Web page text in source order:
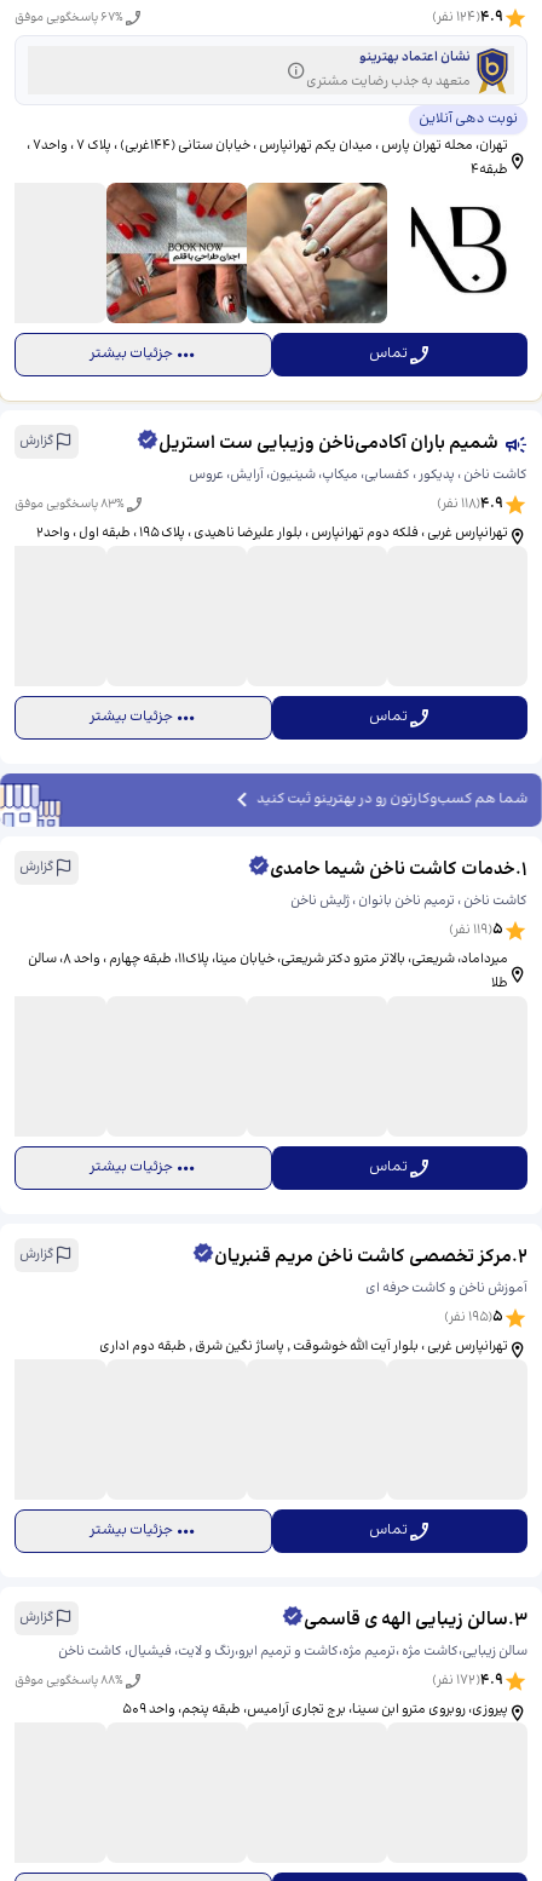
4.9
(
124 نفر) 67% پاسخگویی موفق
نشان اعتماد بهترینو
متعهد به جذب رضایت مشتری
نوبت دهی آنلاین
تهران، محله تهران پارس ، میدان یکم تهرانپارس ، خیابان ستانی (۱۴۴غربی) ، پلاک ۷ ، واحد۷ ،
طبقه۴
تماس جزئیات بیشتر
شمیم باران آکادمی‌ناخن وزیبایی ست استریل
گزارش
کاشت ناخن ، پدیکور ، کفسابی، میکاپ، شینیون، آرایش، عروس
4.9
(
118 نفر) 83% پاسخگویی موفق
تهرانپارس غربی ، فلکه دوم تهرانپارس ، بلوار علیرضا ناهیدی ، پلاک ۱۹۵ ، طبقه اول ، واحد۲
تماس جزئیات بیشتر
شما هم کسب‌وکارتون رو در بهترینو ثبت کنید
1
.خدمات کاشت ناخن شیما حامدی
گزارش
کاشت ناخن ، ترمیم ناخن بانوان ، ژلیش ناخن
5
(
119 نفر)
میرداماد، شریعتی، بالاتر مترو دکتر شریعتی، خیابان مینا، پلاک11، ​طبقه چهارم ، واحد 8، سالن
طلا
تماس جزئیات بیشتر
2
.مرکز تخصصی کاشت ناخن مریم قنبریان
گزارش
آموزش ناخن و کاشت حرفه ای
5
(
195 نفر)
تهرانپارس غربی ، بلوار آیت الله خوشوقت ٬ پاساژ نگین شرق ٬ طبقه دوم اداری
تماس جزئیات بیشتر
3
.سالن زیبایی الهه ی قاسمی
گزارش
سالن زیبایی،کاشت مژه ،ترمیم مژه،کاشت و ترمیم ابرو،رنگ و لایت، فیشیال، کاشت ناخن
4.9
(
172 نفر) 88% پاسخگویی موفق
پیروزی، روبروی مترو ابن سینا، برج تجاری آرامیس، طبقه پنجم، واحد ۵۰۹